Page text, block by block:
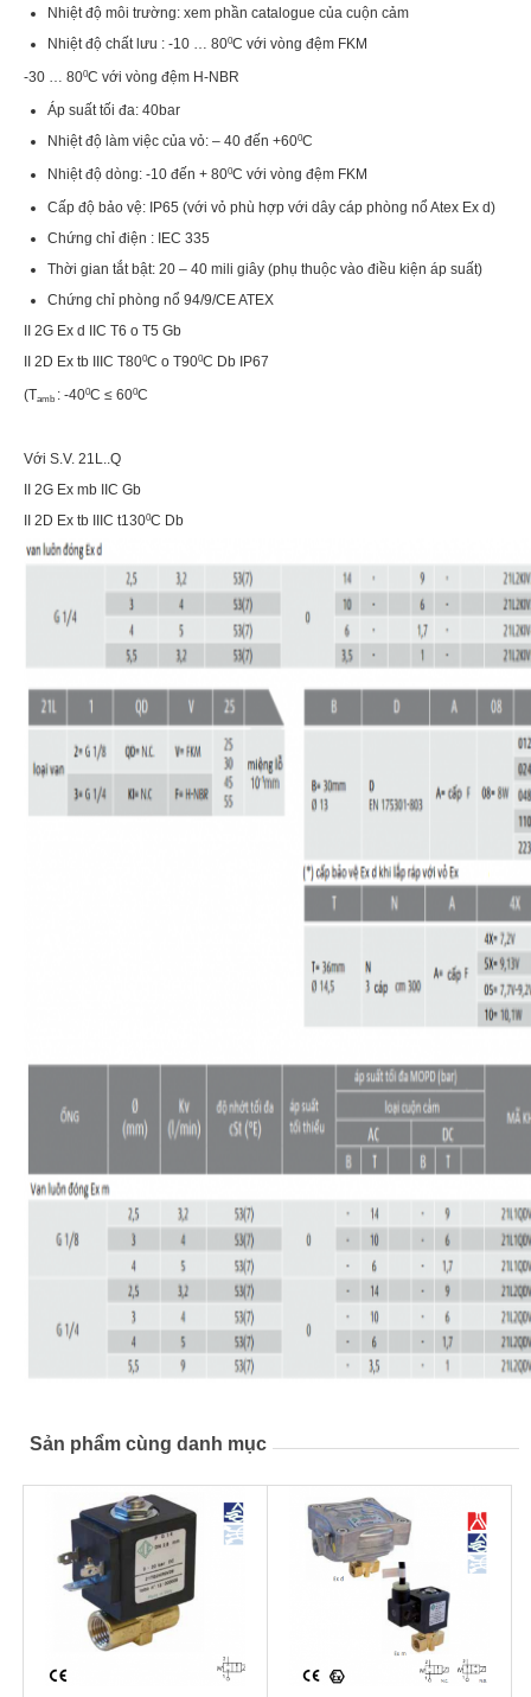
Nhiệt độ môi trường: xem phần catalogue của cuộn cảm
Nhiệt độ chất lưu : -10 … 800C với vòng đệm FKM
-30 … 800C với vòng đệm H-NBR
Áp suất tối đa: 40bar
Nhiệt độ làm việc của vỏ: – 40 đến +600C
Nhiệt độ dòng: -10 đến + 800C với vòng đệm FKM
Cấp độ bảo vệ: IP65 (với vỏ phù hợp với dây cáp phòng nổ Atex Ex d)
Chứng chỉ điện : IEC 335
Thời gian tắt bật: 20 – 40 mili giây (phụ thuộc vào điều kiện áp suất)
Chứng chỉ phòng nổ 94/9/CE ATEX
II 2G Ex d IIC T6 o T5 Gb
II 2D Ex tb IIIC T800C o T900C Db IP67
(Tamb : -400C ≤ 600C
Với S.V. 21L..Q
II 2G Ex mb IIC Gb
II 2D Ex tb IIIC t1300C Db
Sản phẩm cùng danh mục